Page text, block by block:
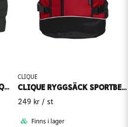
BASIC HOODY UNISEX CLIQUE
CLIQUE
CLIQUE RYGGSÄCK SPORTBETONAD
249 kr / st
Finns i lager